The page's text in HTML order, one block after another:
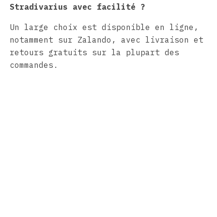
Stradivarius avec facilité ?
Un large choix est disponible en ligne,
notamment sur Zalando, avec livraison et
retours gratuits sur la plupart des
commandes.